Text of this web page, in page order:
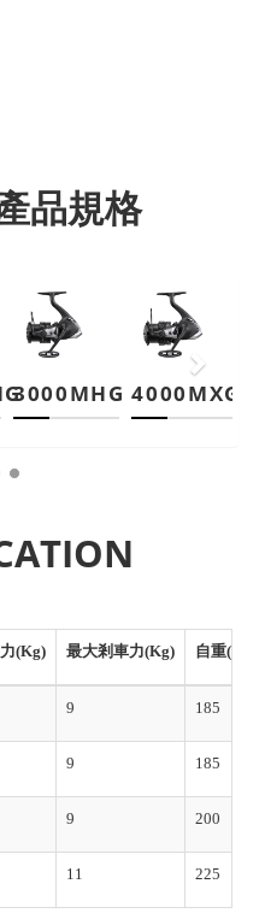
品規格
3000MHG 4000MXG
(Kg) 最大剎車力(Kg) 自重(g)
9 185
9 185
9 200
11 225